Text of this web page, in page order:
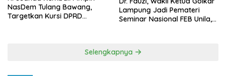
NasDem Tulang Bawang,
Targetkan Kursi DPRD
Lampung Jadi Pemateri
Seminar Nasional FEB Unila,
Selengkapnya